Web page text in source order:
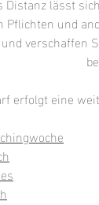
Pflichten und
verschaffen
erfolgt eine